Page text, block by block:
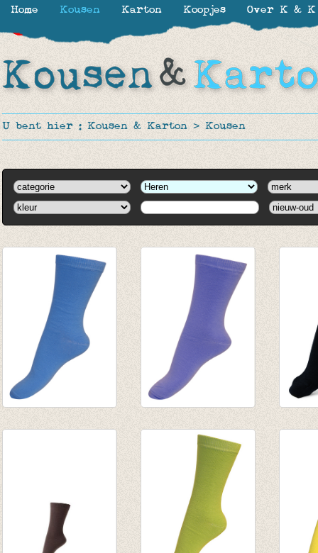
U bent hier : Kousen & Karton > Kousen
Home Kousen Karton Koopjes Over K & K